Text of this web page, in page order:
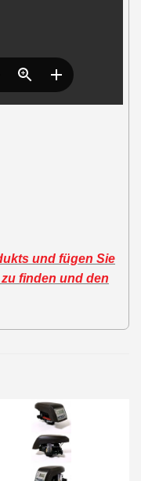
und fügen Sie
finden und den